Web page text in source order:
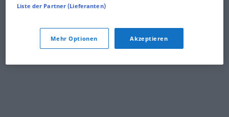
Liste der Partner (Lieferanten)
Mehr Optionen Akzeptieren